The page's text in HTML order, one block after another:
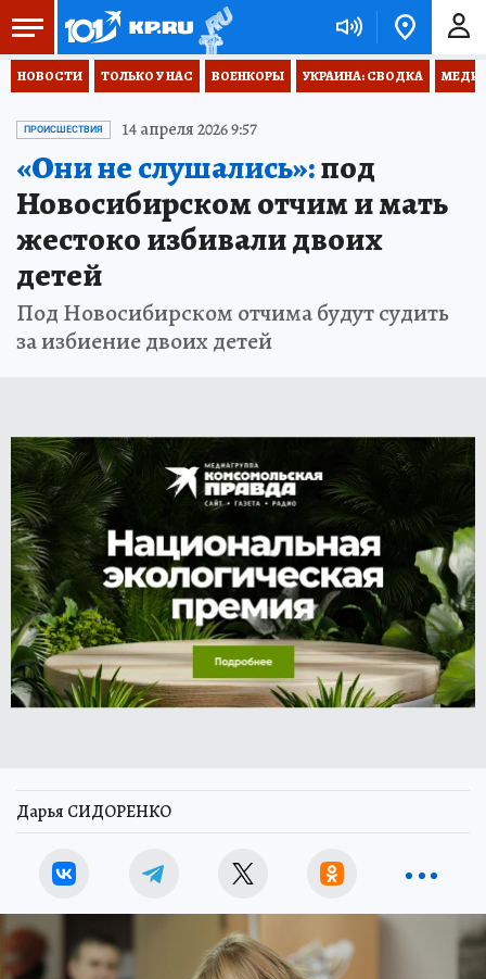
НОВОСТИ ТОЛЬКО У НАС ВОЕНКОРЫ УКРАИНА: СВОДКА
ПРОИСШЕСТВИЯ 14 апреля 2026 9:57
«Они не слушались»:под
Новосибирском отчим и мать
жестоко избивали двоих
детей
Под Новосибирском отчима будут судить
за избиение двоих детей
Дарья СИДОРЕНКО